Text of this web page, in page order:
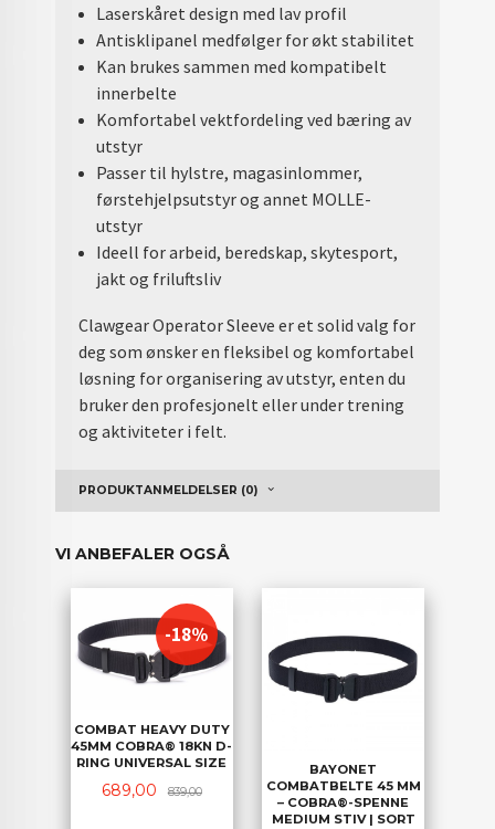
Laserskåret design med lav profil
Antisklipanel medfølger for økt stabilitet
Kan brukes sammen med kompatibelt
innerbelte
Komfortabel vektfordeling ved bæring av
utstyr
Passer til hylstre, magasinlommer,
førstehjelpsutstyr og annet MOLLE-
utstyr
Ideell for arbeid, beredskap, skytesport,
jakt og friluftsliv
Clawgear Operator Sleeve er et solid valg for
deg som ønsker en fleksibel og komfortabel
løsning for organisering av utstyr, enten du
bruker den profesjonelt eller under trening
og aktiviteter i felt.
PRODUKTANMELDELSER (0)
VI ANBEFALER OGSÅ
COMBAT HEAVY DUTY
45MM COBRA® 18KN D-
RING UNIVERSAL SIZE
Tilbud
689,00 839,00Rabatt
-18%
BAYONET
COMBATBELTE 45 MM
– COBRA®-SPENNE
MEDIUM STIV | SORT